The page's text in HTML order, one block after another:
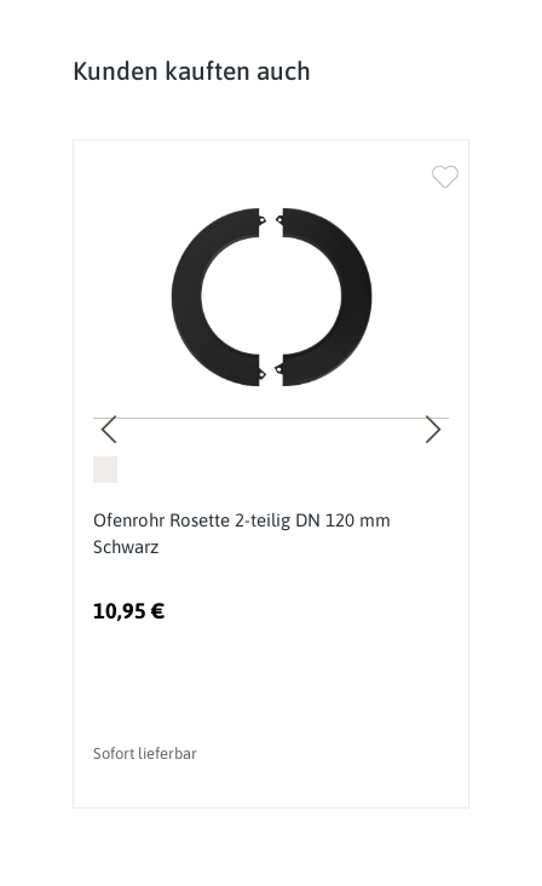
Produktgalerie überspringen
Kunden kauften auch
Ofenrohr Rosette 2-teilig DN 120 mm
Schwarz
10,95 €
Sofort lieferbar